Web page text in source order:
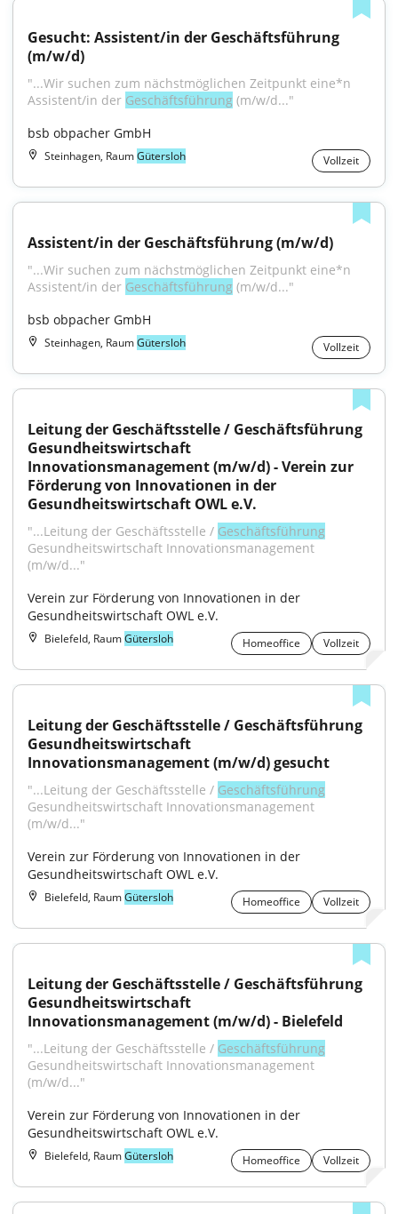
Gesucht: Assistent/in der Geschäftsführung
(m/w/d)
"...Wir suchen zum nächstmöglichen Zeitpunkt eine*n
Assistent/in der Geschäftsführung (m/w/d..."
bsb obpacher GmbH
Steinhagen, RaumGütersloh Vollzeit
Assistent/in der Geschäftsführung (m/w/d)
"...Wir suchen zum nächstmöglichen Zeitpunkt eine*n
Assistent/in der Geschäftsführung (m/w/d..."
bsb obpacher GmbH
Steinhagen, RaumGütersloh Vollzeit
Leitung der Geschäftsstelle / Geschäftsführung
Gesundheitswirtschaft
Innovationsmanagement (m/w/d) - Verein zur
Förderung von Innovationen in der
Gesundheitswirtschaft OWL e.V.
"...Leitung der Geschäftsstelle / Geschäftsführung
Gesundheitswirtschaft Innovationsmanagement
(m/w/d..."
Verein zur Förderung von Innovationen in der
Gesundheitswirtschaft OWL e.V.
Bielefeld, RaumGütersloh Homeoffice Vollzeit
Leitung der Geschäftsstelle / Geschäftsführung
Gesundheitswirtschaft
Innovationsmanagement (m/w/d) gesucht
"...Leitung der Geschäftsstelle / Geschäftsführung
Gesundheitswirtschaft Innovationsmanagement
(m/w/d..."
Verein zur Förderung von Innovationen in der
Gesundheitswirtschaft OWL e.V.
Bielefeld, RaumGütersloh Homeoffice Vollzeit
Leitung der Geschäftsstelle / Geschäftsführung
Gesundheitswirtschaft
Innovationsmanagement (m/w/d) - Bielefeld
"...Leitung der Geschäftsstelle / Geschäftsführung
Gesundheitswirtschaft Innovationsmanagement
(m/w/d..."
Verein zur Förderung von Innovationen in der
Gesundheitswirtschaft OWL e.V.
Bielefeld, RaumGütersloh Homeoffice Vollzeit